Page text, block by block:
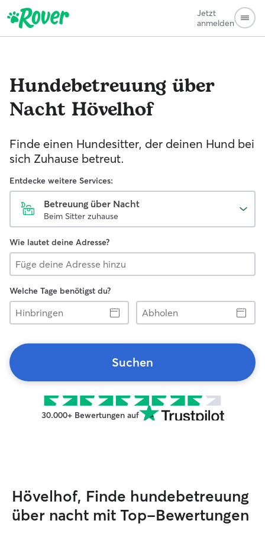
Jetzt
anmelden
Hundebetreuung über
Nacht Hövelhof
Finde einen Hundesitter, der deinen Hund bei
sich Zuhause betreut.
Entdecke weitere Services:
Betreuung über Nacht
Beim Sitter zuhause
Wie lautet deine Adresse?
Welche Tage benötigst du?
Hinbringen
Abholen
Suchen
30.000+ Bewertungen auf
Hövelhof, Finde hundebetreuung
über nacht mit Top-Bewertungen